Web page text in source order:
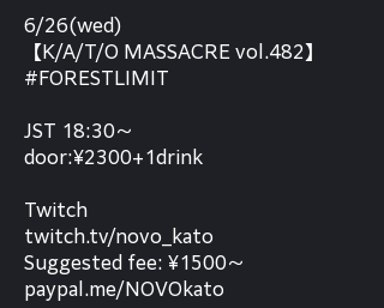
6/26(wed)
【K/A/T/O MASSACRE vol.482】
#FORESTLIMIT
JST 18:30〜
door:¥2300+1drink
Twitch
twitch.tv/novo_kato
Suggested fee: ¥1500〜
paypal.me/NOVOkato